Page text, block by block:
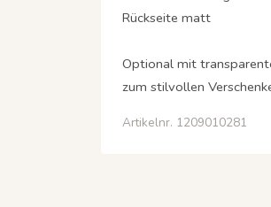
Rückseite matt
Optional mit
zum stilvollen
Artikelnr. 1209010281